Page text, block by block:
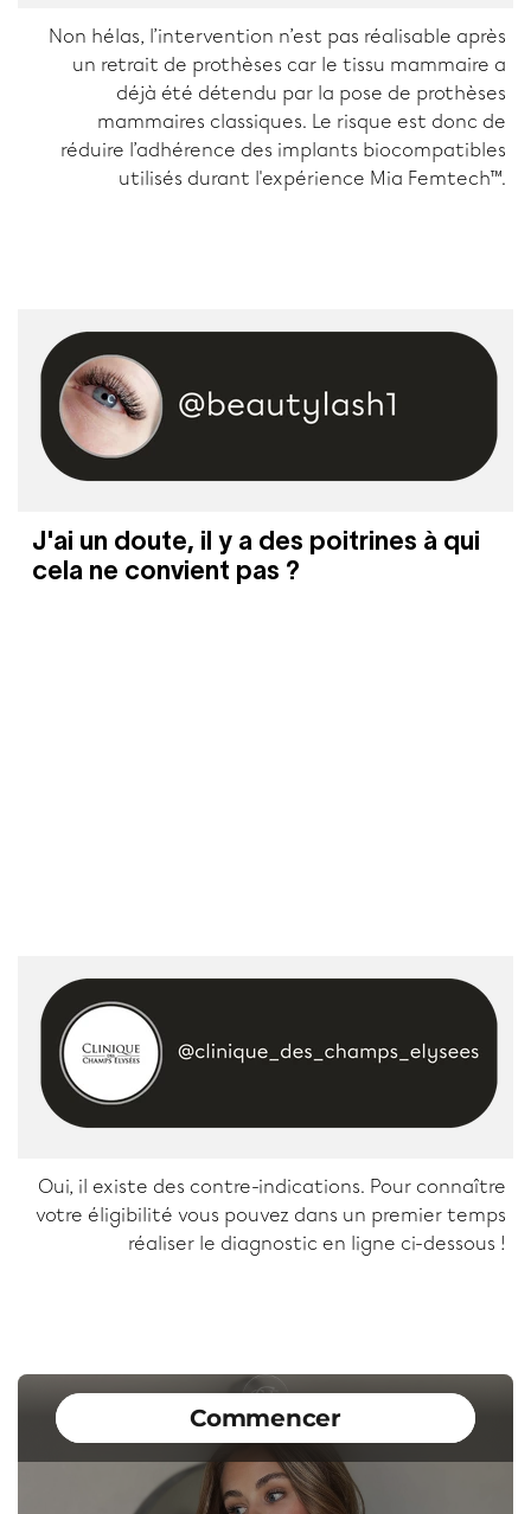
Non hélas, l’intervention n’est pas réalisable après
un retrait de prothèses car le tissu mammaire a
déjà été détendu par la pose de prothèses
mammaires classiques. Le risque est donc de
réduire l’adhérence des implants biocompatibles
utilisés durant l'expérience Mia Femtech™.
J'ai un doute, il y a des poitrines à qui
cela ne convient pas ?
Oui, il existe des contre-indications. Pour connaître
votre éligibilité vous pouvez dans un premier temps
réaliser le diagnostic en ligne ci-dessous !